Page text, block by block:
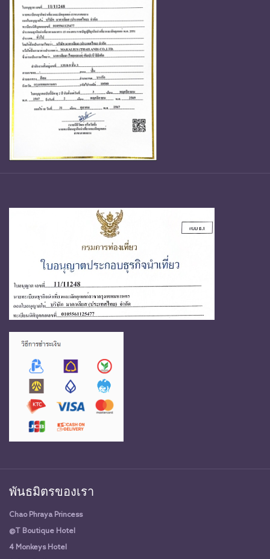
พันธมิตรของเรา
Chao Phraya Princess
@T Boutique Hotel
4 Monkeys Hotel